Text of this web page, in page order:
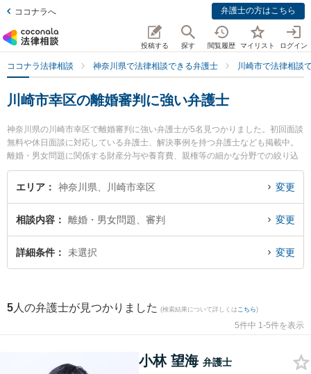
ココナラへ 弁護士の方はこちら
投稿する 探す 閲覧履歴 マイリスト ログイン
ココナラ法律相談 神奈川県で法律相談できる弁護士 川崎市で法律相談
川崎市幸区の離婚審判に強い弁護士
神奈川県の川崎市幸区で離婚審判に強い弁護士が5名見つかりました。初回面談
無料や休日面談に対応している弁護士、解決事例を持つ弁護士なども掲載中。
離婚・男女問題に関係する財産分与や養育費、親権等の細かな分野での絞り込
み検索もでき便利です。特に東京スタートアップ法律事務所 川崎支店の小林 望
海弁護士や恵富総合法律事務所の小川 文子弁護士、佐藤恵太法律事務所の佐藤
相談したい』『離婚審判のトラブル解決の実績豊富な近くの弁護士を検索した
い』『初回相談無料で離婚審判を法律相談できる川崎市幸区内の弁護士に相談
予約したい』などでお困りの相談者さんにおすすめです。
エリア 神奈川県、川崎市幸区 変更
相談内容 離婚・男女問題、審判 変更
詳細条件 未選択 変更
5 人の弁護士が見つかりました (検索結果について詳しくは こちら)
5件中 1-5件を表示
小林 望海 弁護士